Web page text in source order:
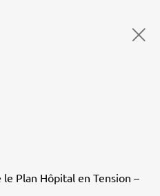
Plan Hôpital en Tension –